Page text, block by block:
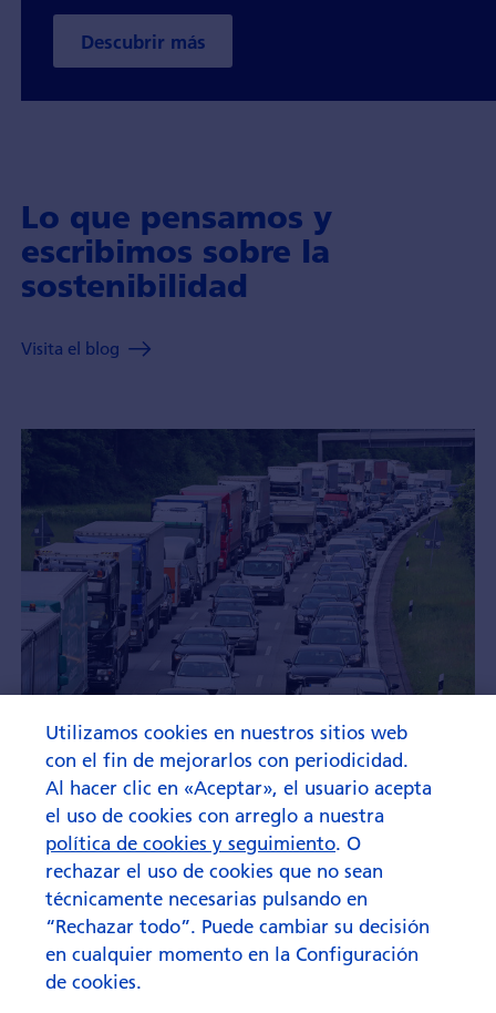
Descubrir más
Lo que pensamos y
escribimos sobre la
sostenibilidad
Visita el blog
Utilizamos cookies en nuestros sitios web
con el fin de mejorarlos con periodicidad.
Al hacer clic en «Aceptar», el usuario acepta
el uso de cookies con arreglo a nuestra
política de cookies y seguimiento. O
rechazar el uso de cookies que no sean
técnicamente necesarias pulsando en
“Rechazar todo”. Puede cambiar su decisión
en cualquier momento en la Configuración
de cookies.